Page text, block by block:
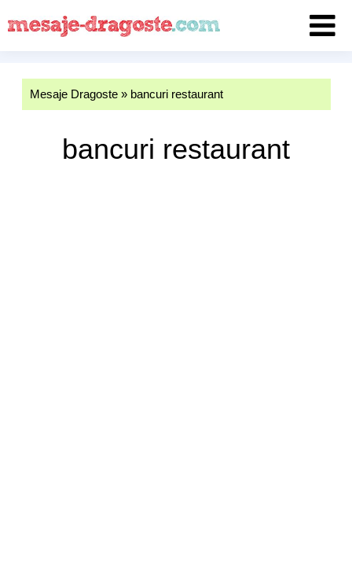
Mesaje Dragoste» bancuri restaurant
bancuri restaurant